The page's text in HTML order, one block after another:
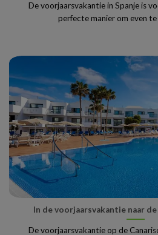
De voorjaarsvakantie in Spanje is
perfecte manier om even
In de voorjaarsvakantie naar
De voorjaarsvakantie op de